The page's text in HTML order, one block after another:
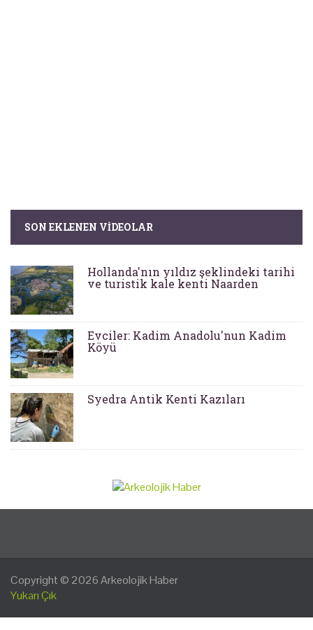
SON EKLENEN VIDEOLAR
Hollanda'nın yıldız şeklindeki tarihi
ve turistik kale kenti Naarden
Evciler: Kadim Anadolu'nun Kadim
Köyü
Syedra Antik Kenti Kazıları
Copyright © 2026Arkeolojik Haber
Yukarı Çık